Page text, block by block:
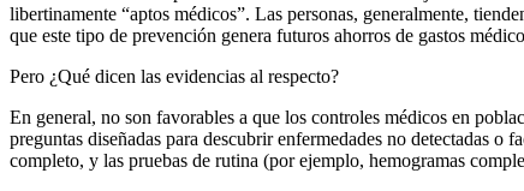
libertinamente “aptos médicos”. Las personas, generalmente,
que este tipo de prevención genera futuros ahorros de gastos
Pero ¿Qué dicen las evidencias al respecto?
En general, no son favorables a que los controles médicos en
preguntas diseñadas para descubrir enfermedades no detectadas o
completo, y las pruebas de rutina (por ejemplo, hemogramas